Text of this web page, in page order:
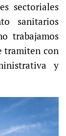
sectoriales
sanitarios
trabajamos
tramiten con
y